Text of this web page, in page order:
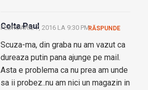
Colta Paul
FEBRUARIE 7, 2016 LA 9:30 PM
Scuza-ma, din graba nu am vazut ca
dureaza putin pana ajunge pe mail.
Asta e problema ca nu prea am unde
sa ii probez..nu am nici un magazin in
RĂSPUNDE